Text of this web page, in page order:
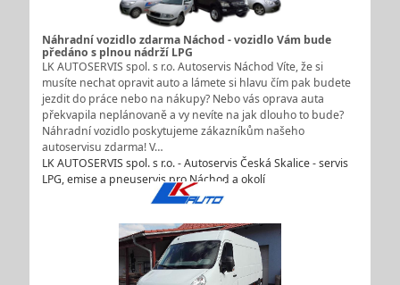
Náhradní vozidlo zdarma Náchod - vozidlo Vám bude
předáno s plnou nádrží LPG
LK AUTOSERVIS spol. s r.o. Autoservis Náchod Víte, že si
musíte nechat opravit auto a lámete si hlavu čím pak budete
jezdit do práce nebo na nákupy? Nebo vás oprava auta
překvapila neplánovaně a vy nevíte na jak dlouho to bude?
Náhradní vozidlo poskytujeme zákazníkům našeho
autoservisu zdarma! V…
LK AUTOSERVIS spol. s r.o. - Autoservis Česká Skalice - servis
LPG, emise a pneuservis pro Náchod a okolí